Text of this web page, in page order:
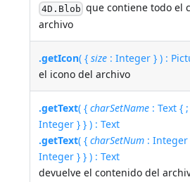
4D.Blob que contiene todo el
archivo
.getIcon( {size : Integer } ) :
el icono del archivo
.getText( {charSetName : Text {
Integer } } ) : Text
.getText( {charSetNum :
Integer } } ) : Text
devuelve el contenido del